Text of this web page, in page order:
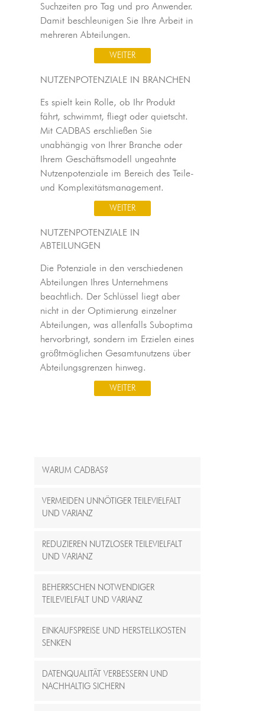
Suchzeiten pro Tag und pro Anwender.
Damit beschleunigen Sie Ihre Arbeit in
mehreren Abteilungen.
WEITER
NUTZENPOTENZIALE IN BRANCHEN
Es spielt kein Rolle, ob Ihr Produkt
fährt, schwimmt, fliegt oder quietscht.
Mit CADBAS erschließen Sie
unabhängig von Ihrer Branche oder
Ihrem Geschäftsmodell ungeahnte
Nutzenpotenziale im Bereich des Teile-
und Komplexitätsmanagement.
WEITER
NUTZENPOTENZIALE IN
ABTEILUNGEN
Die Potenziale in den verschiedenen
Abteilungen Ihres Unternehmens
beachtlich. Der Schlüssel liegt aber
nicht in der Optimierung einzelner
Abteilungen, was allenfalls Suboptima
hervorbringt, sondern im Erzielen eines
größtmöglichen Gesamtunutzens über
Abteilungsgrenzen hinweg.
WEITER
WARUM CADBAS?
VERMEIDEN UNNÖTIGER TEILEVIELFALT
UND VARIANZ
REDUZIEREN NUTZLOSER TEILEVIELFALT
UND VARIANZ
BEHERRSCHEN NOTWENDIGER
TEILEVIELFALT UND VARIANZ
EINKAUFSPREISE UND HERSTELLKOSTEN
SENKEN
DATENQUALITÄT VERBESSERN UND
NACHHALTIG SICHERN